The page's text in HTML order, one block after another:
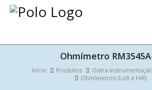
Ohmímetro
Início Produtos
Outra
Ohmímetros (LoR e HiR)